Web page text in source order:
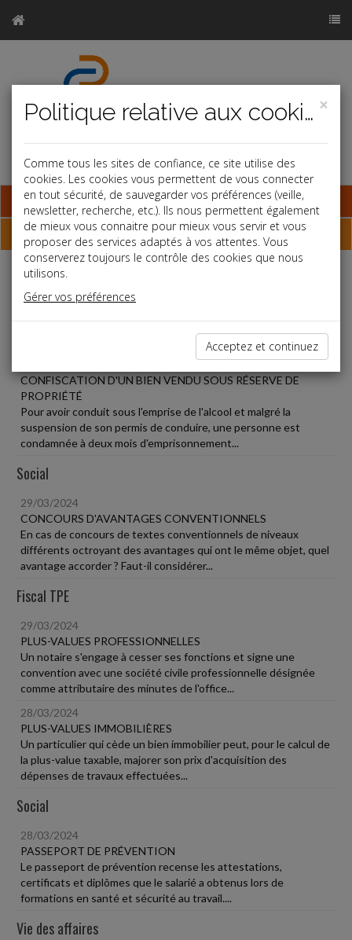
Base documentaire
Dépêches
Liste des dernières dépêches
CONFISCATION D'UN BIEN VENDU SOUS RÉSERVE DE
PROPRIÉTÉ
Pour avoir conduit sous l'emprise de l'alcool et malgré la
suspension de son permis de conduire, une personne est
condamnée à deux mois d'emprisonnement...
Social
29/03/2024
CONCOURS D'AVANTAGES CONVENTIONNELS
En cas de concours de textes conventionnels de niveaux
différents octroyant des avantages qui ont le même objet, quel
avantage accorder ? Faut-il considérer...
Fiscal TPE
29/03/2024
PLUS-VALUES PROFESSIONNELLES
Un notaire s'engage à cesser ses fonctions et signe une
convention avec une société civile professionnelle désignée
comme attributaire des minutes de l'office...
28/03/2024
PLUS-VALUES IMMOBILIÈRES
Un particulier qui cède un bien immobilier peut, pour le calcul de
la plus-value taxable, majorer son prix d'acquisition des
dépenses de travaux effectuées...
Social
28/03/2024
PASSEPORT DE PRÉVENTION
Le passeport de prévention recense les attestations,
certificats et diplômes que le salarié a obtenus lors de
formations en santé et sécurité au travail....
Vie des affaires
×
Politique relative aux cookies
Comme tous les sites de confiance, ce site utilise des
cookies. Les cookies vous permettent de vous connecter
en tout sécurité, de sauvegarder vos préférences (veille,
newsletter, recherche, etc.). Ils nous permettent également
de mieux vous connaitre pour mieux vous servir et vous
proposer des services adaptés à vos attentes. Vous
conserverez toujours le contrôle des cookies que nous
utilisons.
Gérer vos préférences
Acceptez et continuez